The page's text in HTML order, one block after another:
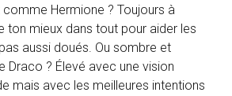
comme Hermione ? Toujours à
ton mieux dans tout pour aider les
aussi doués. Ou sombre et
Draco ? Élevé avec une vision
mais avec les meilleures intentions